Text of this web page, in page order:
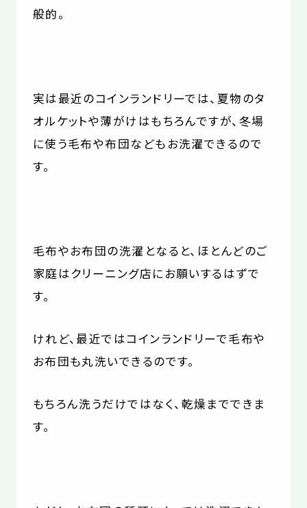
般的。
実は最近のコインランドリーでは、夏物のタ
オルケットや薄がけはもちろんですが、冬場
に使う毛布や布団などもお洗濯できるので
す。
毛布やお布団の洗濯となると、ほとんどのご
家庭はクリーニング店にお願いするはずで
す。
けれど、最近ではコインランドリーで毛布や
お布団も丸洗いできるのです。
もちろん洗うだけではなく、乾燥までできま
す。